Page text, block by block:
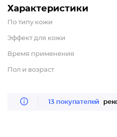
Характеристики
По типу кожи
Эффект для кожи
Время применения
Пол и возраст
13 покупателей